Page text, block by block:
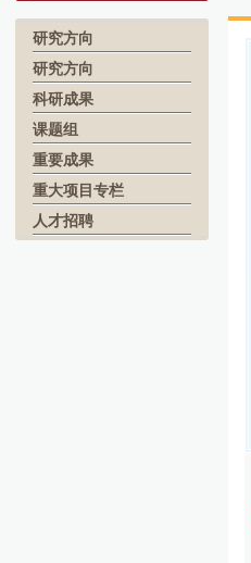
研究方向
研究方向
科研成果
课题组
重要成果
重大项目专栏
人才招聘